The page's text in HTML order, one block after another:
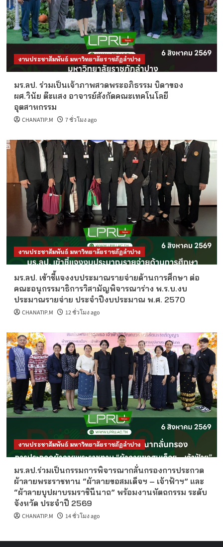
งานประชาสัมพันธ์ มหาวิทยาลัยราชภัฏลำปาง
มร.ลป. ร่วมเป็นเจ้าภาพสวดพระอภิธรรม บิดาของ
ผศ.วินัย ต๊ะแสง อาจารย์สังกัดคณะเทคโนโลยี
อุตสาหกรรม
CHANATIP.M 7 ชั่วโมง ago
งานประชาสัมพันธ์ มหาวิทยาลัยราชภัฏลำปาง
มร.ลป. เข้าชี้แจงงบประมาณรายจ่ายด้านการศึกษา ต่อ
คณะอนุกรรมาธิการวิสามัญพิจารณาร่าง พ.ร.บ.งบ
ประมาณรายจ่าย ประจำปีงบประมาณ พ.ศ. 2570
CHANATIP.M 12 ชั่วโมง ago
งานประชาสัมพันธ์ มหาวิทยาลัยราชภัฏลำปาง
มร.ลป.ร่วมเป็นกรรมการพิจารณากลั่นกรองการประกวด
ผ้าลายพระราชทาน “ผ้าลายขอสมเด็จฯ – เจ้าฟ้าฯ” และ
“ผ้าลายบุปผาบรมราชินีนาถ” พร้อมงานหัตถกรรม ระดับ
จังหวัด ประจำปี 2569
CHANATIP.M 14 ชั่วโมง ago